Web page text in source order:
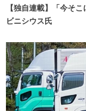
【独自連載】「今そ
ビニシウス氏